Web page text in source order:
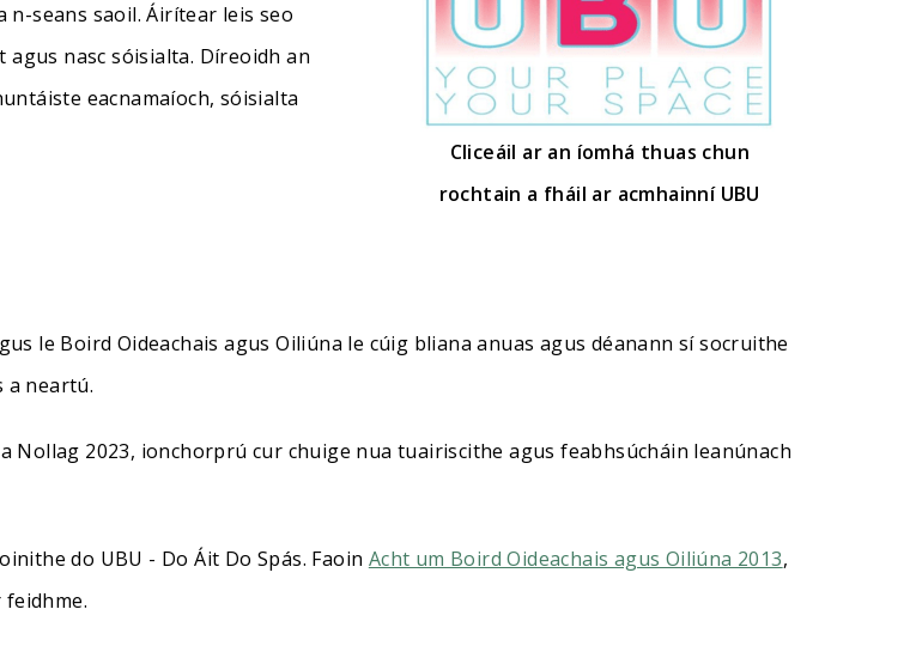
n-seans saoil. Áirítear leis seo
nasc sóisialta. Díreoidh an
eacnamaíoch, sóisialta
Cliceáil ar an íomhá thuas chun
rochtain a fháil ar acmhainní UBU
le Boird Oideachais agus Oiliúna le cúig bliana anuas agus déanann sí socruithe
a neartú.
Nollag 2023, ionchorprú cur chuige nua tuairiscithe agus feabhsúcháin leanúnach
do UBU - Do Áit Do Spás. Faoin Acht um Boird Oideachais agus Oiliúna 2013,